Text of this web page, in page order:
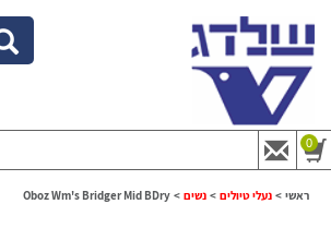
נגישות
0
ראשי > נעלי טיולים > נשים >
Oboz Wm's Bridger Mid BDry